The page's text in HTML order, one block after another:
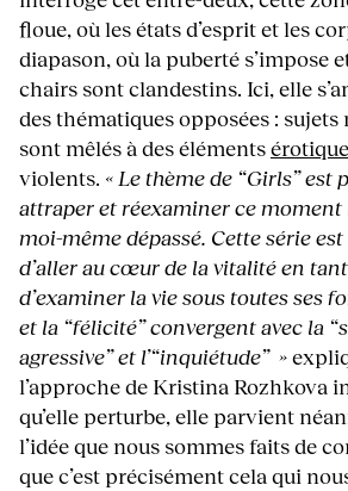
floue, où les états d’esprit et les
diapason, où la puberté s’impose
chairs sont clandestins. Ici, elle
des thématiques opposées :
sont mêlés à des éléments
violents. « Le thème de “Girls”
attraper et réexaminer ce moment
moi-même dépassé. Cette série
d’aller au cœur de la vitalité en
d’examiner la vie sous toutes ses
et la “félicité” convergent avec la
agressive” et l’“inquiétude” »
l’approche de Kristina Rozhkova
qu’elle perturbe, elle parvient
l’idée que nous sommes faits de
que c’est précisément cela qui